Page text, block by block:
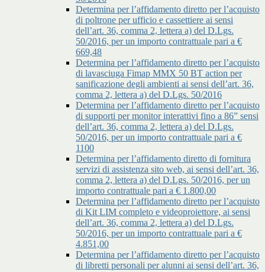
Determina per l’affidamento diretto per l’acquisto
di poltrone per ufficio e cassettiere ai sensi
dell’art. 36, comma 2, lettera a) del D.Lgs.
50/2016, per un importo contrattuale pari a €
669,48
Determina per l’affidamento diretto per l’acquisto
di lavasciuga Fimap MMX 50 BT action per
sanificazione degli ambienti ai sensi dell’art. 36,
comma 2, lettera a) del D.Lgs. 50/2016
Determina per l’affidamento diretto per l’acquisto
di supporti per monitor interattivi fino a 86” sensi
dell’art. 36, comma 2, lettera a) del D.Lgs.
50/2016, per un importo contrattuale pari a €
1100
Determina per l’affidamento diretto di fornitura
servizi di assistenza sito web, ai sensi dell’art. 36,
comma 2, lettera a) del D.Lgs. 50/2016, per un
importo contrattuale pari a € 1.800,00
Determina per l’affidamento diretto per l’acquisto
di Kit LIM completo e videoproiettore, ai sensi
dell’art. 36, comma 2, lettera a) del D.Lgs.
50/2016, per un importo contrattuale pari a €
4.851,00
Determina per l’affidamento diretto per l’acquisto
di libretti personali per alunni ai sensi dell’art. 36,